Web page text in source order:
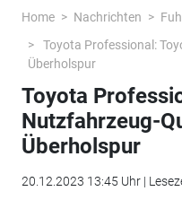
Home Nachrichten
Toyota Professional:
Überholspur
Toyota
Nutzfahrzeug-
Überholspur
20.12.2023 13:45 Uhr |